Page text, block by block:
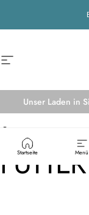
Seitennavigation
Startseite Menü
Unser Laden in